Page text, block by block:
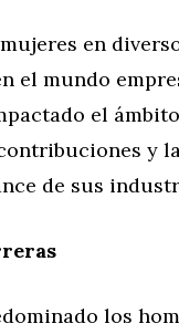
en
el mundo
el
y
de sus
los